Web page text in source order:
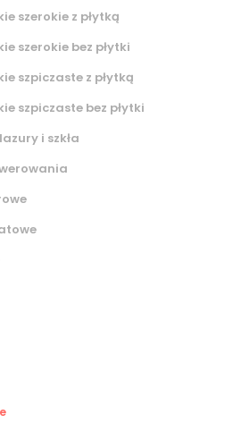
szerokie z płytką
szerokie bez płytki
szpiczaste z płytką
szpiczaste bez płytki
i szkła